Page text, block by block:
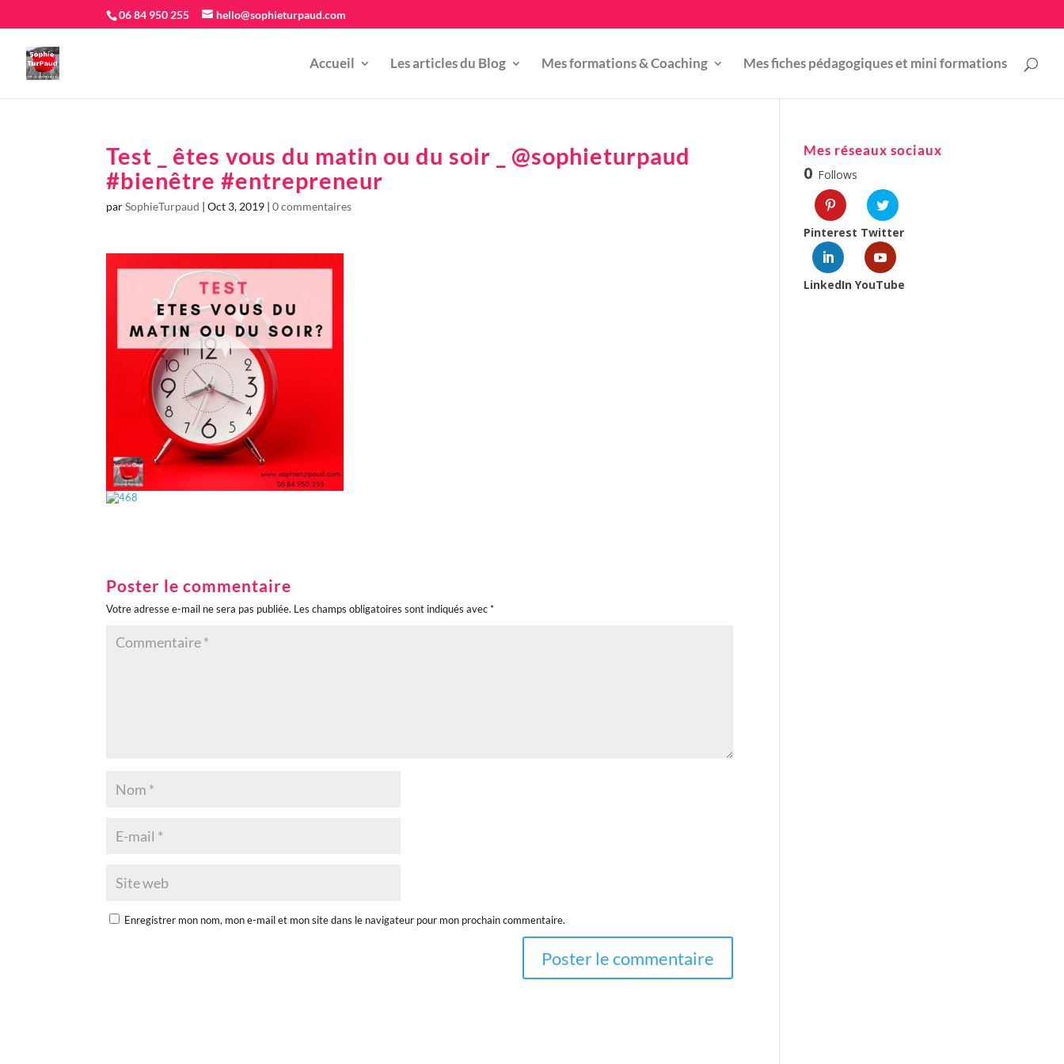
06 84 950 255 hello@sophieturpaud.com
Accueil Les articles du Blog Mes formations & Coaching Mes fiches pédagogiques et mini formations
Test _ êtes vous du matin ou du soir _ @sophieturpaud
#bienêtre #entrepreneur
parSophieTurpaud |Oct 3, 2019 |0 commentaires
Poster le commentaire
Votre adresse e-mail ne sera pas publiée. Les champs obligatoires sont indiqués avec*
Enregistrer mon nom, mon e-mail et mon site dans le navigateur pour mon prochain commentaire.
Mes réseaux sociaux
0 Follows
Pinterest Twitter
LinkedIn YouTube